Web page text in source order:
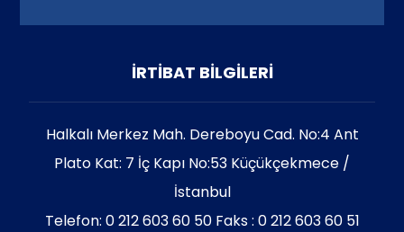
İRTİBAT BİLGİLERİ
Halkalı Merkez Mah. Dereboyu Cad. No:4 Ant
Plato Kat: 7 İç Kapı No:53 Küçükçekmece /
İstanbul
Telefon: 0 212 603 60 50 Faks : 0 212 603 60 51